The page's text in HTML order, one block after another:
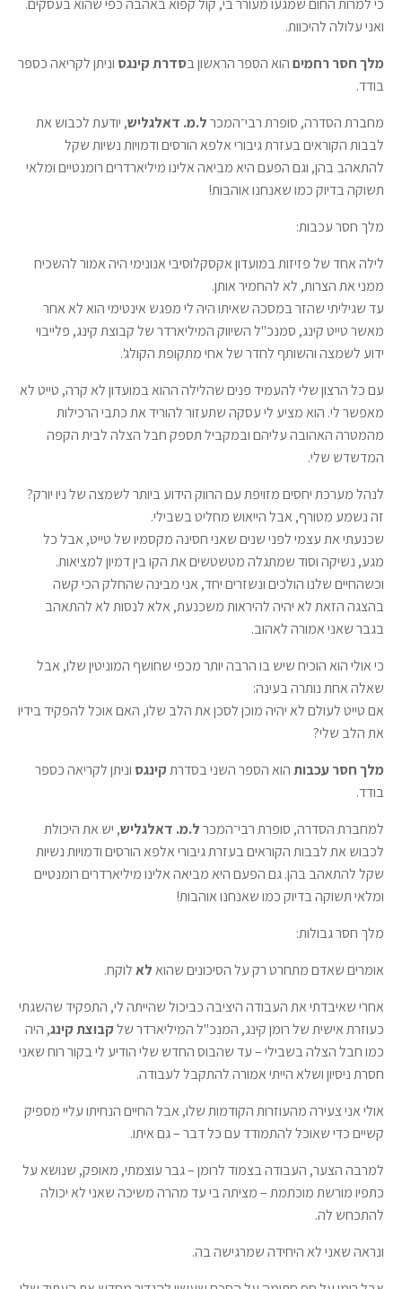
כי למרות החום שמגעו מעורר בי, קול קפוא באהבה כפי שהוא בעסקים.
ואני עלולה להיכוות.
מלך חסר רחמיםהוא הספר הראשון בסדרת קינגס וניתן לקריאה כספר
בודד.
מחברת הסדרה, סופרת רבי־המכרל.מ. דאלגליש, יודעת לכבוש את
לבבות הקוראים בעזרת גיבורי אלפא הורסים ודמויות נשיות שקל
להתאהב בהן, וגם הפעם היא מביאה אלינו מיליארדרים רומנטיים ומלאי
תשוקה בדיוק כמו שאנחנו אוהבות!
מלך חסר עכבות:
לילה אחד של פזיזות במועדון אקסקלוסיבי אנונימי היה אמור להשכיח
ממני את הצרות, לא להחמיר אותן.
עד שגיליתי שהזר במסכה שאיתו היה לי מפגש אינטימי הוא לא אחר
מאשר טייט קינג, סמנכ"ל השיווק המיליארדר של קבוצת קינג, פלייבוי
ידוע לשמצה והשותף לחדר של אחי מתקופת הקולג'.
עם כל הרצון שלי להעמיד פנים שהלילה ההוא במועדון לא קרה, טייט לא
מאפשר לי. הוא מציע לי עסקה שתעזור להוריד את כתבי הרכילות
מהמטרה האהובה עליהם ובמקביל תספק חבל הצלה לבית הקפה
המדשדש שלי.
לנהל מערכת יחסים מזויפת עם הרווק הידוע ביותר לשמצה של ניו יורק?
זה נשמע מטורף, אבל הייאוש מחליט בשבילי.
שכנעתי את עצמי לפני שנים שאני חסינה מקסמיו של טייט, אבל כל
מגע, נשיקה וסוד שמתגלה מטשטשים את הקו בין דמיון למציאות.
וכשהחיים שלנו הולכים ונשזרים יחד, אני מבינה שהחלק הכי קשה
בהצגה הזאת לא יהיה להיראות משכנעת, אלא לנסות לא להתאהב
בגבר שאני אמורה לאהוב.
כי אולי הוא הוכיח שיש בו הרבה יותר מכפי שחושף המוניטין שלו, אבל
שאלה אחת נותרה בעינה:
אם טייט לעולם לא יהיה מוכן לסכן את הלב שלו, האם אוכל להפקיד בידיו
את הלב שלי?
מלך חסר עכבותהוא הספר השני בסדרתקינגס וניתן לקריאה כספר
בודד.
למחברת הסדרה, סופרת רבי־המכרל.מ. דאלגליש, יש את היכולת
לכבוש את לבבות הקוראים בעזרת גיבורי אלפא הורסים ודמויות נשיות
שקל להתאהב בהן. גם הפעם היא מביאה אלינו מיליארדרים רומנטיים
ומלאי תשוקה בדיוק כמו שאנחנו אוהבות!
מלך חסר גבולות:
אומרים שאדם מתחרט רק על הסיכונים שהואלאלוקח.
אחרי שאיבדתי את העבודה היציבה כביכול שהייתה לי, התפקיד שהשגתי
כעוזרת אישית של רומן קינג, המנכ"ל המיליארדר שלקבוצת קינג, היה
כמו חבל הצלה בשבילי – עד שהבוס החדש שלי הודיע לי בקור רוח שאני
חסרת ניסיון ושלא הייתי אמורה להתקבל לעבודה.
אולי אני צעירה מהעוזרות הקודמות שלו, אבל החיים הנחיתו עליי מספיק
קשיים כדי שאוכל להתמודד עם כל דבר – גם איתו.
למרבה הצער, העבודה בצמוד לרומן – גבר עוצמתי, מאופק, שנושא על
כתפיו מורשת מוכתמת – מציתה בי עד מהרה משיכה שאני לא יכולה
להתכחש לה.
ונראה שאני לא היחידה שמרגישה בה.